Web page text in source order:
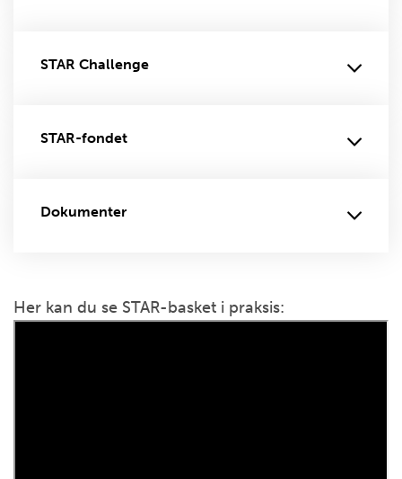
STAR Challenge
STAR-fondet
Dokumenter
Her kan du se STAR-basket i praksis: